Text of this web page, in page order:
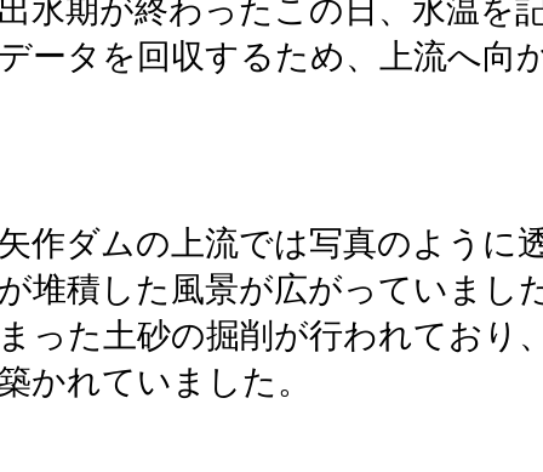
水期が終わったこの日、水温を
ータを回収するため、上流へ向
作ダムの上流では写真のように
堆積した風景が広がっていまし
った土砂の掘削が行われており
かれていました。